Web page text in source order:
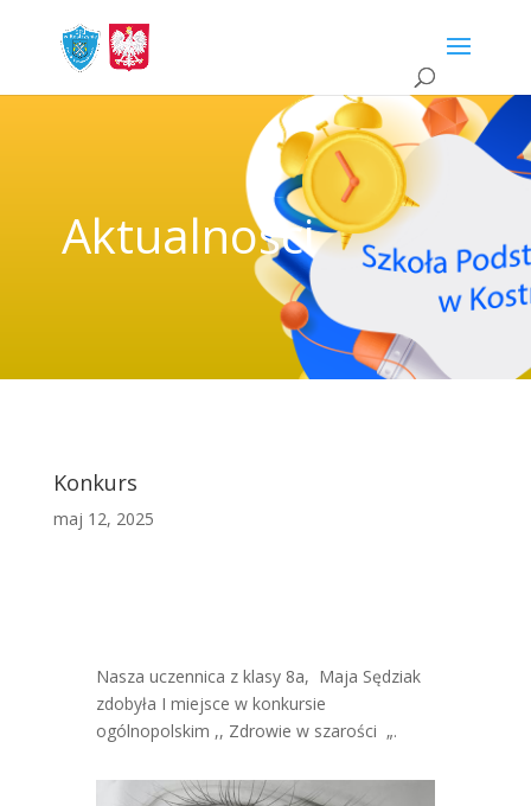
Aktualności
Konkurs
maj 12, 2025
Nasza uczennica z klasy 8a, Maja Sędziak
zdobyła I miejsce w konkursie
ogólnopolskim ,, Zdrowie w szarości „.